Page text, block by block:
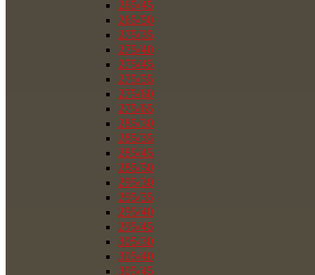
265/45
265/50
275/35
275/40
275/45
275/55
275/60
275/65
285/30
285/35
285/45
285/50
295/30
295/35
295/40
295/45
305/30
305/40
305/45